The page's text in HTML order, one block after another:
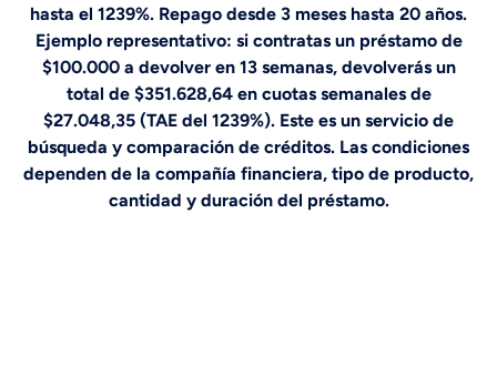
hasta el 1239%. Repago desde 3 meses hasta 20 años.
Ejemplo representativo: si contratas un préstamo de
$100.000 a devolver en 13 semanas, devolverás un
total de $351.628,64 en cuotas semanales de
$27.048,35 (TAE del 1239%). Este es un servicio de
búsqueda y comparación de créditos. Las condiciones
dependen de la compañía financiera, tipo de producto,
cantidad y duración del préstamo.